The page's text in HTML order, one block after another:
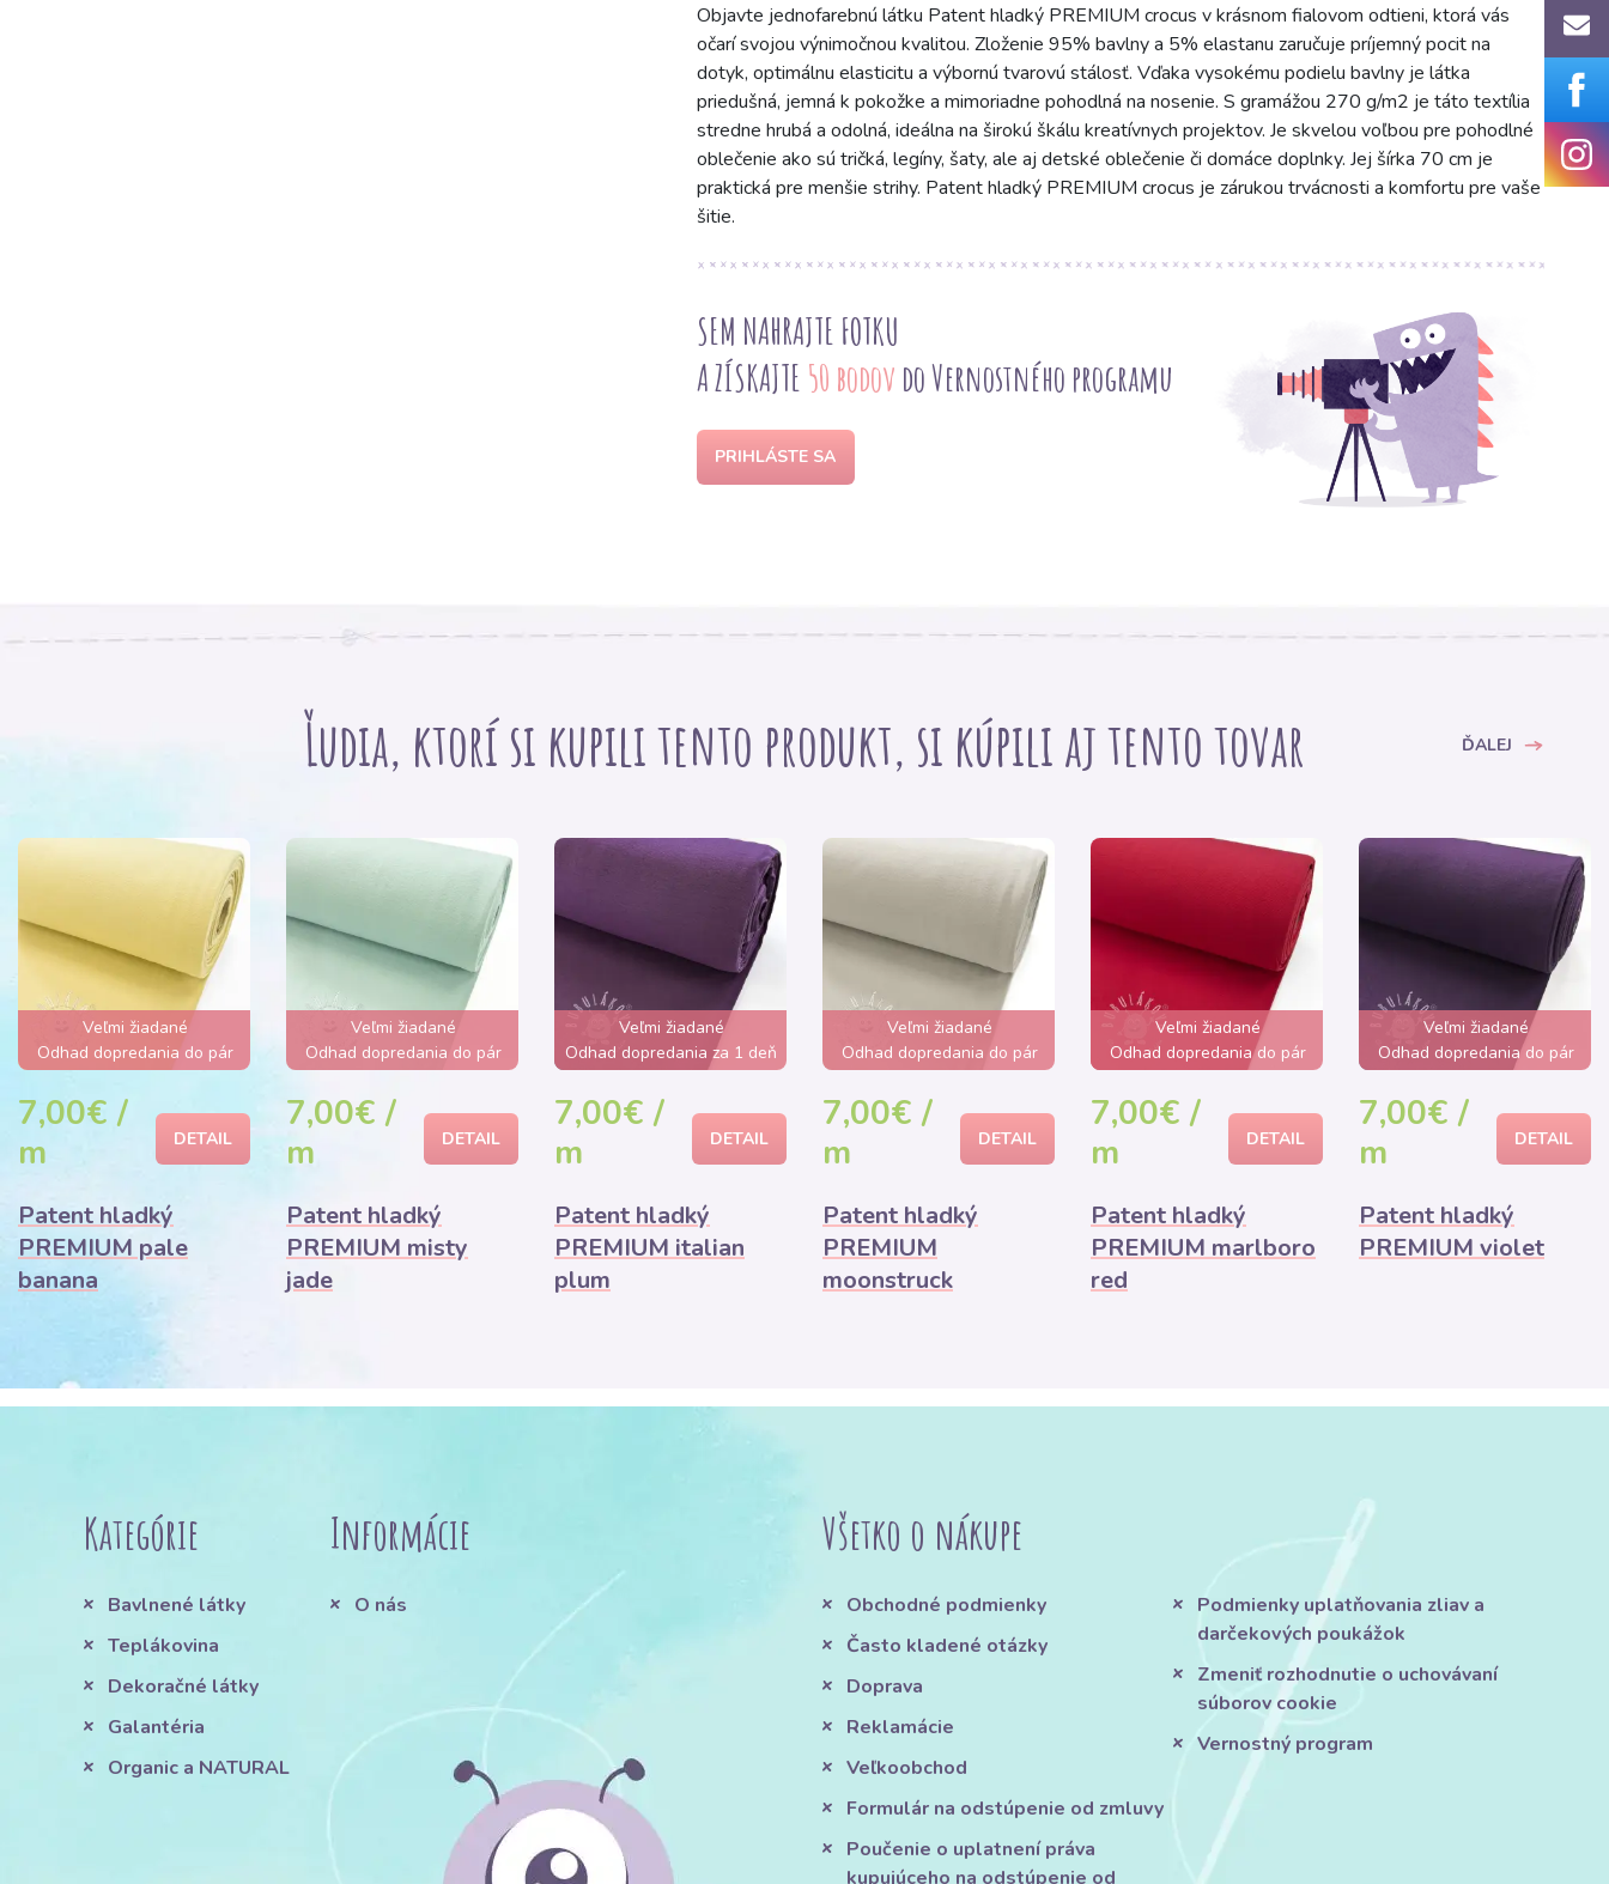
Objavte jednofarebnú látku Patent hladký PREMIUM crocus v krásnom fialovom odtieni, ktorá vás
očarí svojou výnimočnou kvalitou. Zloženie 95% bavlny a 5% elastanu zaručuje príjemný pocit na
dotyk, optimálnu elasticitu a výbornú tvarovú stálosť. Vďaka vysokému podielu bavlny je látka
priedušná, jemná k pokožke a mimoriadne pohodlná na nosenie. S gramážou 270 g/m2 je táto textília
stredne hrubá a odolná, ideálna na širokú škálu kreatívnych projektov. Je skvelou voľbou pre pohodlné
oblečenie ako sú tričká, legíny, šaty, ale aj detské oblečenie či domáce doplnky. Jej šírka 70 cm je
praktická pre menšie strihy. Patent hladký PREMIUM crocus je zárukou trvácnosti a komfortu pre vaše
šitie.
SEM NAHRAJTE FOTKU
A ZÍSKAJTE 50 bodov do Vernostného programu
PRIHLÁSTE SA
Ľudia, ktorí si kupili tento produkt, si kúpili aj tento tovar ĎALEJ
Veľmi žiadané
Odhad dopredania do pár
hodín
7,00€ /
m
DETAIL
Patent hladký
PREMIUM pale
banana
Veľmi žiadané
Odhad dopredania do pár
hodín
7,00€ /
m
DETAIL
Patent hladký
PREMIUM misty
jade
Veľmi žiadané
Odhad dopredania za 1 deň
7,00€ /
m
DETAIL
Patent hladký
PREMIUM italian
plum
Veľmi žiadané
Odhad dopredania do pár
hodín
7,00€ /
m
DETAIL
Patent hladký
PREMIUM
moonstruck
Veľmi žiadané
Odhad dopredania do pár
hodín
7,00€ /
m
DETAIL
Patent hladký
PREMIUM marlboro
red
Veľmi žiadané
Odhad dopredania do pár
hodín
7,00€ /
m
DETAIL
Patent hladký
PREMIUM violet
Kategórie
Bavlnené látky
Teplákovina
Dekoračné látky
Galantéria
Organic a NATURAL
Informácie
O nás
Všetko o nákupe
Obchodné podmienky
Často kladené otázky
Doprava
Reklamácie
Veľkoobchod
Formulár na odstúpenie od zmluvy
Poučenie o uplatnení práva
kupujúceho na odstúpenie od
Podmienky uplatňovania zliav a
darčekových poukážok
Zmeniť rozhodnutie o uchovávaní
súborov cookie
Vernostný program